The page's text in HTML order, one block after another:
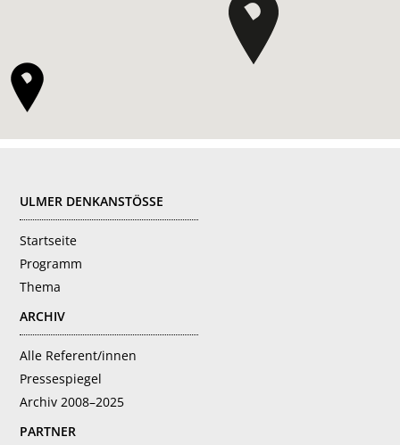
ULMER DENKANSTÖSSE
Startseite
Programm
Thema
ARCHIV
Alle Referent/innen
Pressespiegel
Archiv 2008–2025
PARTNER